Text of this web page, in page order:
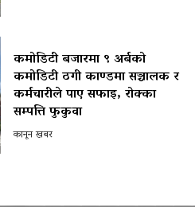
कमोडिटी बजारमा ९ अर्बको
कमोडिटी ठगी काण्डमा सञ्चालक र
कर्मचारीले पाए सफाइ, रोक्का
सम्पत्ति फुकुवा
कानून खबर